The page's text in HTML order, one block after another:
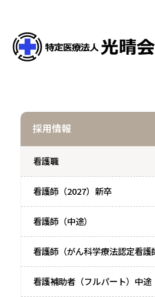
採用情報
看護職
看護師（2027）新卒
看護師（中途）
看護師（がん科学療法認定看
看護補助者（フルパート）中途